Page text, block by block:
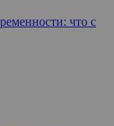
что с